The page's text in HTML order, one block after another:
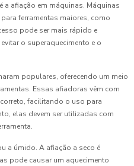
afiação em máquinas. Máquinas
ferramentas maiores, como
pode ser mais rápido e
o superaquecimento e o
populares, oferecendo um meio
Essas afiadoras vêm com
facilitando o uso para
elas devem ser utilizadas com
a úmido. A afiação a seco é
pode causar um aquecimento